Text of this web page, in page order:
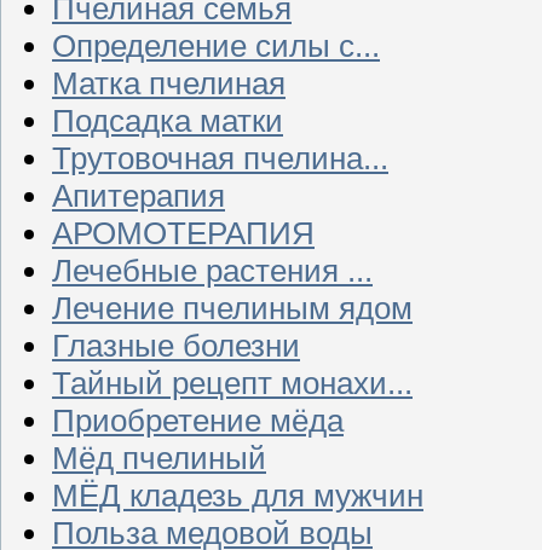
Пчелиная семья
Определение силы с...
Матка пчелиная
Подсадка матки
Трутовочная пчелина...
Апитерапия
АРОМОТЕРАПИЯ
Лечебные растения ...
Лечение пчелиным ядом
Глазные болезни
Тайный рецепт монахи...
Приобретение мёда
Мёд пчелиный
МЁД кладезь для мужчин
Польза медовой воды